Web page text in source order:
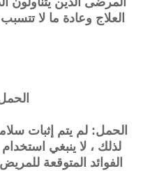
العلاج وعادة ما لا
الحمل: لم يتم إثبات
لذلك ، لا ينبغي استخدام
الفوائد المتوقعة